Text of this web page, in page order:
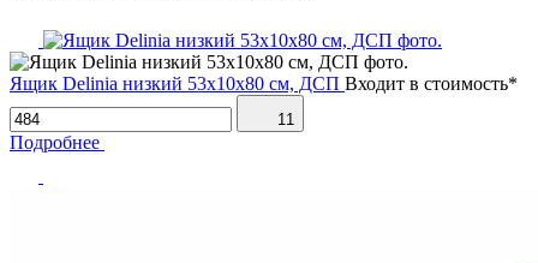
Ящик Delinia низкий 53х10х80 см, ДСП Входит в стоимость*
11
Подробнее